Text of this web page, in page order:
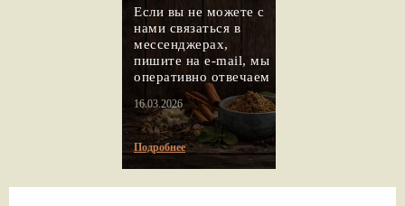
Если вы не можете с
нами связаться в
мессенджерах,
пишите на e-mail, мы
оперативно отвечаем
16.03.2026
Подробнее